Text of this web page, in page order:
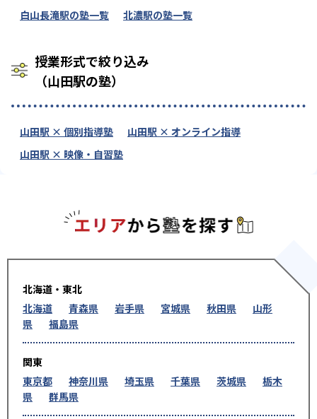
白山長滝駅の塾一覧
北濃駅の塾一覧
授業形式で絞り込み
（山田駅の塾）
山田駅 × 個別指導塾
山田駅 × オンライン指導
山田駅 × 映像・自習塾
北海道・東北
北海道
青森県 岩手県 宮城県 秋田県
山形
県
福島県
関東
東京都
神奈川県 埼玉県 千葉県 茨城県
栃木
県
群馬県